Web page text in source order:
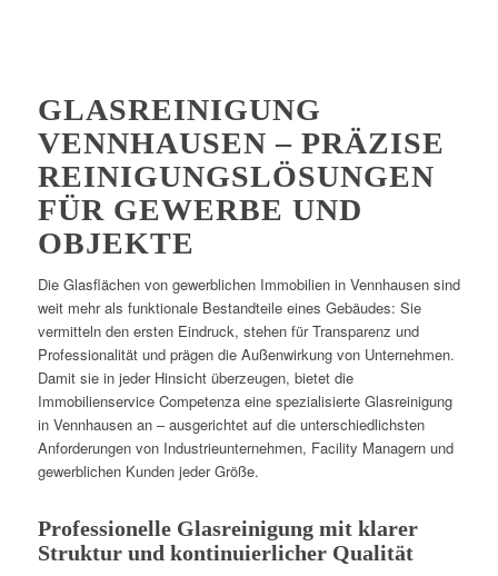
GLASREINIGUNG
VENNHAUSEN – PRÄZISE
REINIGUNGSLÖSUNGEN
FÜR GEWERBE UND
OBJEKTE
Die Glasflächen von gewerblichen Immobilien in Vennhausen sind
weit mehr als funktionale Bestandteile eines Gebäudes: Sie
vermitteln den ersten Eindruck, stehen für Transparenz und
Professionalität und prägen die Außenwirkung von Unternehmen.
Damit sie in jeder Hinsicht überzeugen, bietet die
Immobilienservice Competenza eine spezialisierte Glasreinigung
in Vennhausen an – ausgerichtet auf die unterschiedlichsten
Anforderungen von Industrieunternehmen, Facility Managern und
gewerblichen Kunden jeder Größe.
Professionelle Glasreinigung mit klarer
Struktur und kontinuierlicher Qualität